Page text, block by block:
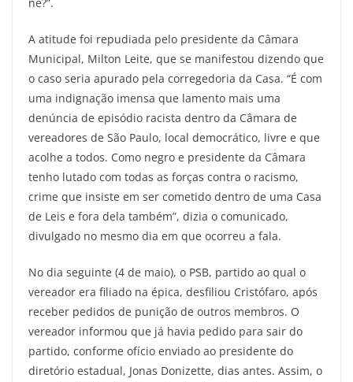
né?”.
A atitude foi repudiada pelo presidente da Câmara
Municipal, Milton Leite, que se manifestou dizendo que
o caso seria apurado pela corregedoria da Casa. “É com
uma indignação imensa que lamento mais uma
denúncia de episódio racista dentro da Câmara de
vereadores de São Paulo, local democrático, livre e que
acolhe a todos. Como negro e presidente da Câmara
tenho lutado com todas as forças contra o racismo,
crime que insiste em ser cometido dentro de uma Casa
de Leis e fora dela também”, dizia o comunicado,
divulgado no mesmo dia em que ocorreu a fala.
No dia seguinte (4 de maio), o PSB, partido ao qual o
vereador era filiado na épica, desfiliou Cristófaro, após
receber pedidos de punição de outros membros. O
vereador informou que já havia pedido para sair do
partido, conforme ofício enviado ao presidente do
diretório estadual, Jonas Donizette, dias antes. Assim, o